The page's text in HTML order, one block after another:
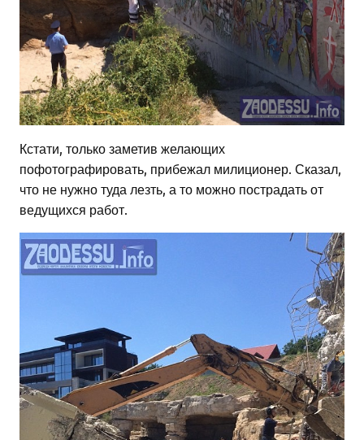
Кстати, только заметив желающих
пофотографировать, прибежал милиционер. Сказал,
что не нужно туда лезть, а то можно пострадать от
ведущихся работ.